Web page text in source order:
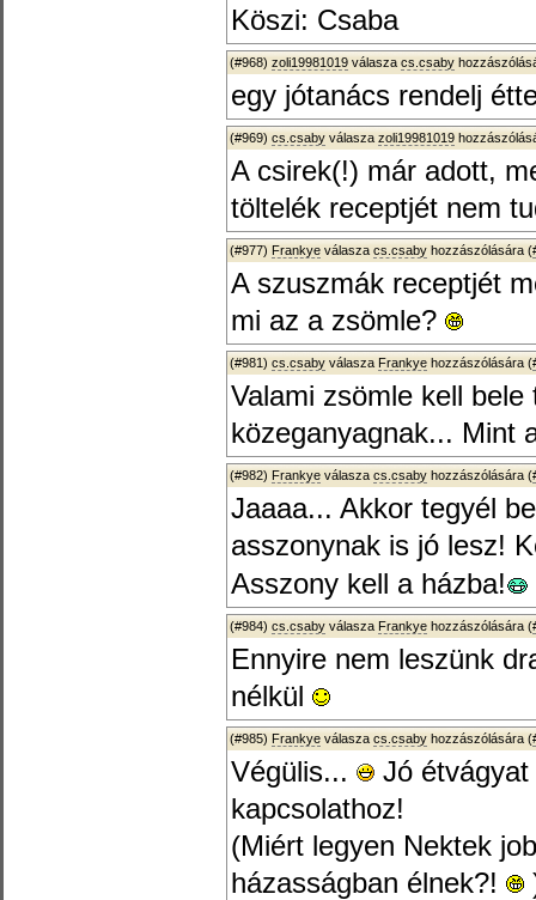
Köszi: Csaba
(#968) zoli19981019 válasza cs.csaby
egy jótanács rendelj
(#969) cs.csaby válasza zoli19981019
A csirek(!) már adott,
töltelék receptjét nem
(#977) Frankye válasza cs.csaby hozzászólására (
A szuszmák receptjét
mi az a zsömle?
(#981) cs.csaby válasza Frankye hozzászólására (
Valami zsömle kell
közeganyagnak... Mint
(#982) Frankye válasza cs.csaby hozzászólására (
Jaaaa... Akkor tegyél
asszonynak is jó lesz!
Asszony kell a házba!
(#984) cs.csaby válasza Frankye hozzászólására (
Ennyire nem leszünk
nélkül
(#985) Frankye válasza cs.csaby hozzászólására (
Végülis...
Jó
kapcsolathoz!
(Miért legyen Nektek
házasságban élnek?!